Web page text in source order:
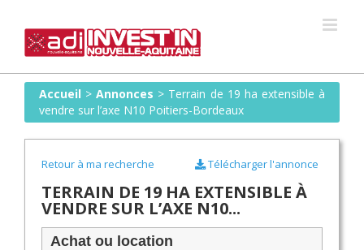
content
Accueil >Annonces > Terrain de 19 ha extensible à
vendre sur l’axe N10 Poitiers-Bordeaux
Retour à ma recherche
TERRAIN DE 19 HA EXTENSIBLE À
VENDRE SUR L’AXE N10...
Télécharger l'annonce
Achat ou location